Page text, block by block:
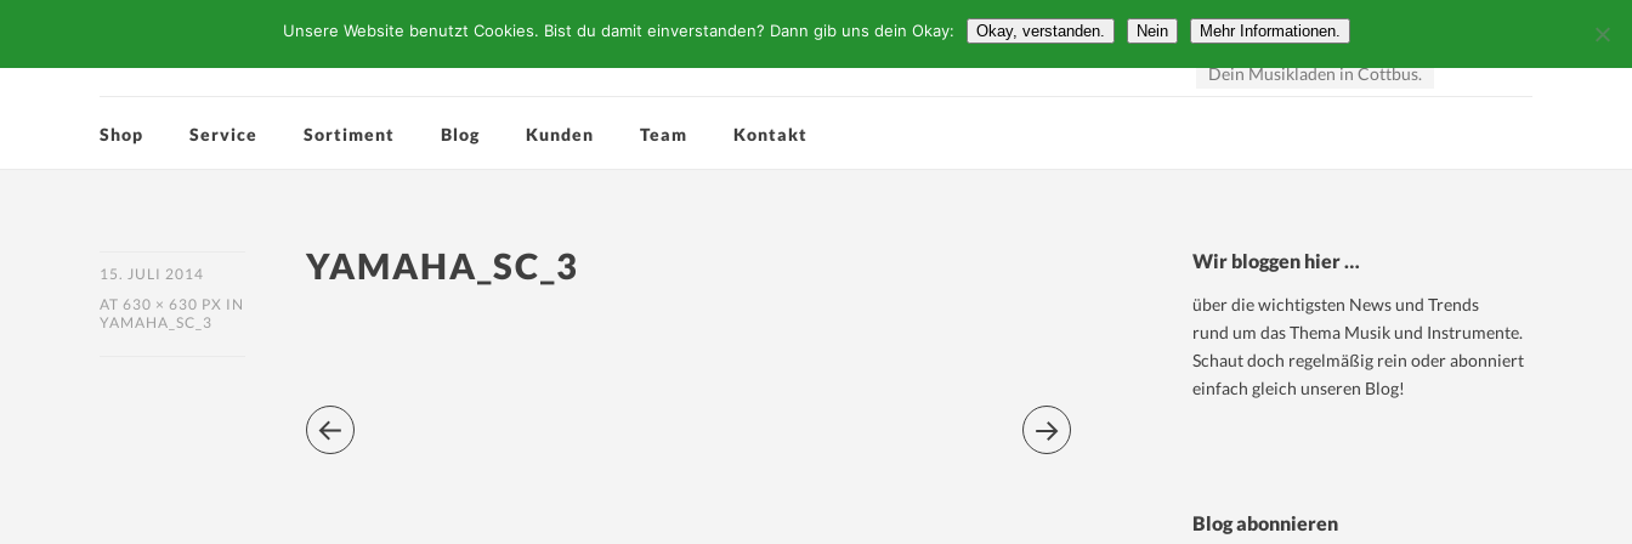
Dein Musikladen in Cottbus.
Shop
Service Sortiment Blog Kunden Team Kontakt
15. JULI 2014
AT 630 × 630 PX IN
YAMAHA_SC_3
YAMAHA_SC_3 Wir bloggen hier …
über die wichtigsten News und Trends
rund um das Thema Musik und Instrumente.
Schaut doch regelmäßig rein oder abonniert
einfach gleich unseren Blog!
Blog abonnieren
Unsere Website benutzt Cookies. Bist du damit einverstanden? Dann gib uns dein Okay: Okay, verstanden. Nein Mehr Informationen.